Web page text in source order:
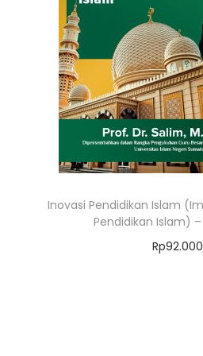
Inovasi Pendidikan Islam
Pendidikan Islam) –
Rp92.000